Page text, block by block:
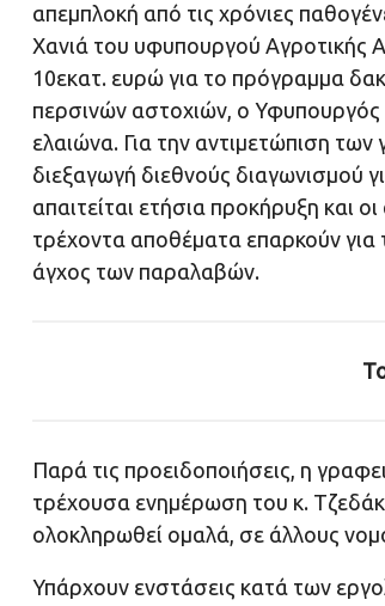
απεμπλοκή από τις χρόνιες
Χανιά του υφυπουργού Αγροτικής
10εκατ. ευρώ για το πρόγραμμα
περσινών αστοχιών, ο Υφυπουργός
ελαιώνα. Για την αντιμετώπιση
διεξαγωγή διεθνούς διαγωνισμού
απαιτείται ετήσια προκήρυξη και
τρέχοντα αποθέματα επαρκούν
άγχος των παραλαβών.
Παρά τις προειδοποιήσεις, η
τρέχουσα ενημέρωση του κ.
ολοκληρωθεί ομαλά, σε άλλους
Υπάρχουν ενστάσεις κατά των